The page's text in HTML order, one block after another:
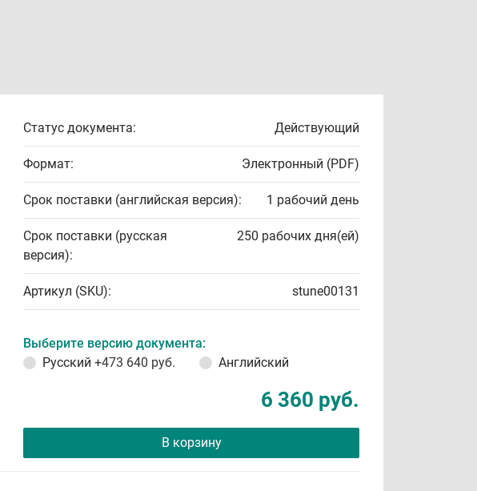
Статус документа: Действующий
Формат: Электронный (PDF)
Срок поставки (английская версия): 1 рабочий день
Срок поставки (русская
версия):
250 рабочих дня(ей)
Артикул (SKU): stune00131
Выберите версию документа:
Русский +473 640 руб. Английский
6 360 руб.
В корзину